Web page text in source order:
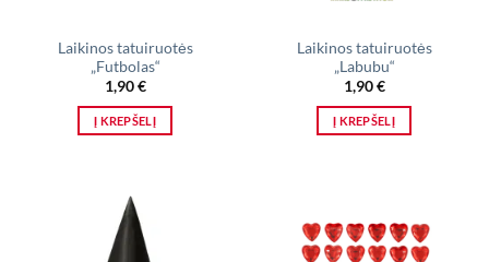
Laikinos tatuiruotės
„Futbolas“
1,90€
Į KREPŠELĮ
Laikinos tatuiruotės
„Labubu“
1,90€
Į KREPŠELĮ